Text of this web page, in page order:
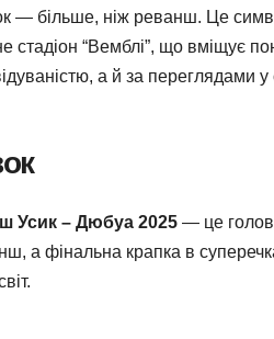
— більше, ніж реванш. Це
стадіон “Вемблі”, що вміщує
а й за переглядами у
Усик – Дюбуа 2025 — це
а фінальна крапка в